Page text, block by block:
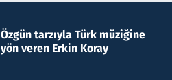
Özgün tarzıyla Türk müziğine
yön veren Erkin Koray